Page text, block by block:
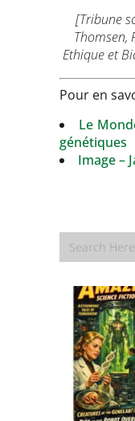
[Tribune
Thomsen,
Ethique et
Pour en
Le
génétiques
Image –